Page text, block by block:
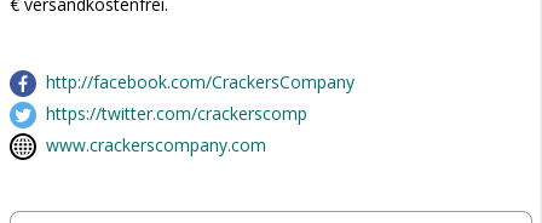
http://facebook.com/CrackersCompany
https://twitter.com/crackerscomp
www.crackerscompany.com